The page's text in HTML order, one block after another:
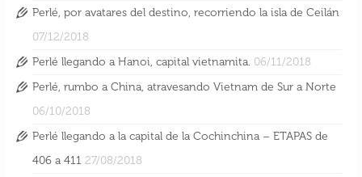
Perlé, por avatares del destino, recorriendo la isla de Ceilán
07/12/2018
Perlé llegando a Hanoi, capital vietnamita. 06/11/2018
Perlé, rumbo a China, atravesando Vietnam de Sur a Norte
06/10/2018
Perlé llegando a la capital de la Cochinchina – ETAPAS de
406 a 411 27/08/2018